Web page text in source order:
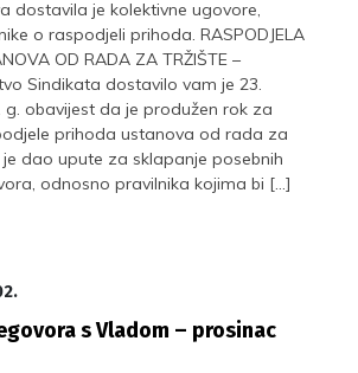
dostavila je kolektivne ugovore,
o raspodjeli prihoda. RASPODJELA
OD RADA ZA TRŽIŠTE –
Sindikata dostavilo vam je 23.
obavijest da je produžen rok za
prihoda ustanova od rada za
dao upute za sklapanje posebnih
odnosno pravilnika kojima bi […]
s Vladom – prosinac